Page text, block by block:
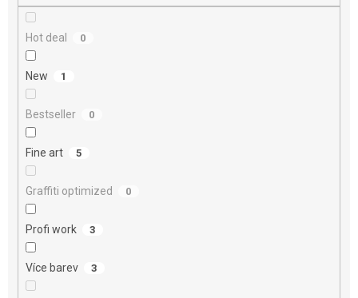
Hot deal 0
New 1
Bestseller 0
Fine art 5
Graffiti optimized 0
Profi work 3
Více barev 3